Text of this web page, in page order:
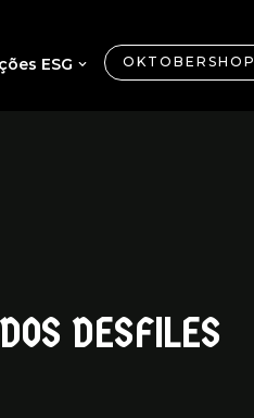
ESG OKTOBERSHOP
DESFILES